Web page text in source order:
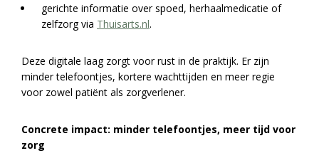
gerichte informatie over spoed, herhaalmedicatie of
zelfzorg via Thuisarts.nl.
Deze digitale laag zorgt voor rust in de praktijk. Er zijn
minder telefoontjes, kortere wachttijden en meer regie
voor zowel patiënt als zorgverlener.
Concrete impact: minder telefoontjes, meer tijd voor
zorg